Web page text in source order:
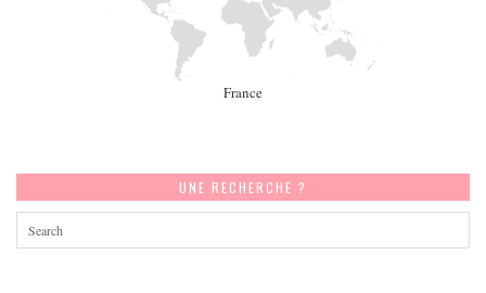
France
UNE RECHERCHE ?